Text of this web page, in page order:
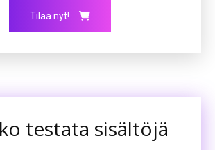
Tilaa nyt!
testata sisältöjä